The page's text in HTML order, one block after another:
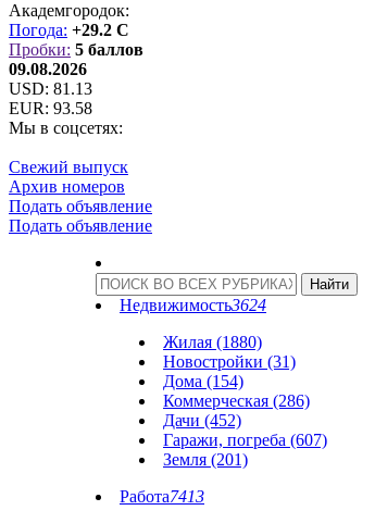
Академгородок:
Погода: +29.2 C
Пробки: 5 баллов
09.08.2026
USD: 81.13
EUR: 93.58
Мы в соцсетях:
Свежий выпуск
Архив номеров
Подать объявление
Подать объявление
Недвижимость3624
Жилая (1880)
Новостройки (31)
Дома (154)
Коммерческая (286)
Дачи (452)
Гаражи, погреба (607)
Земля (201)
Работа7413